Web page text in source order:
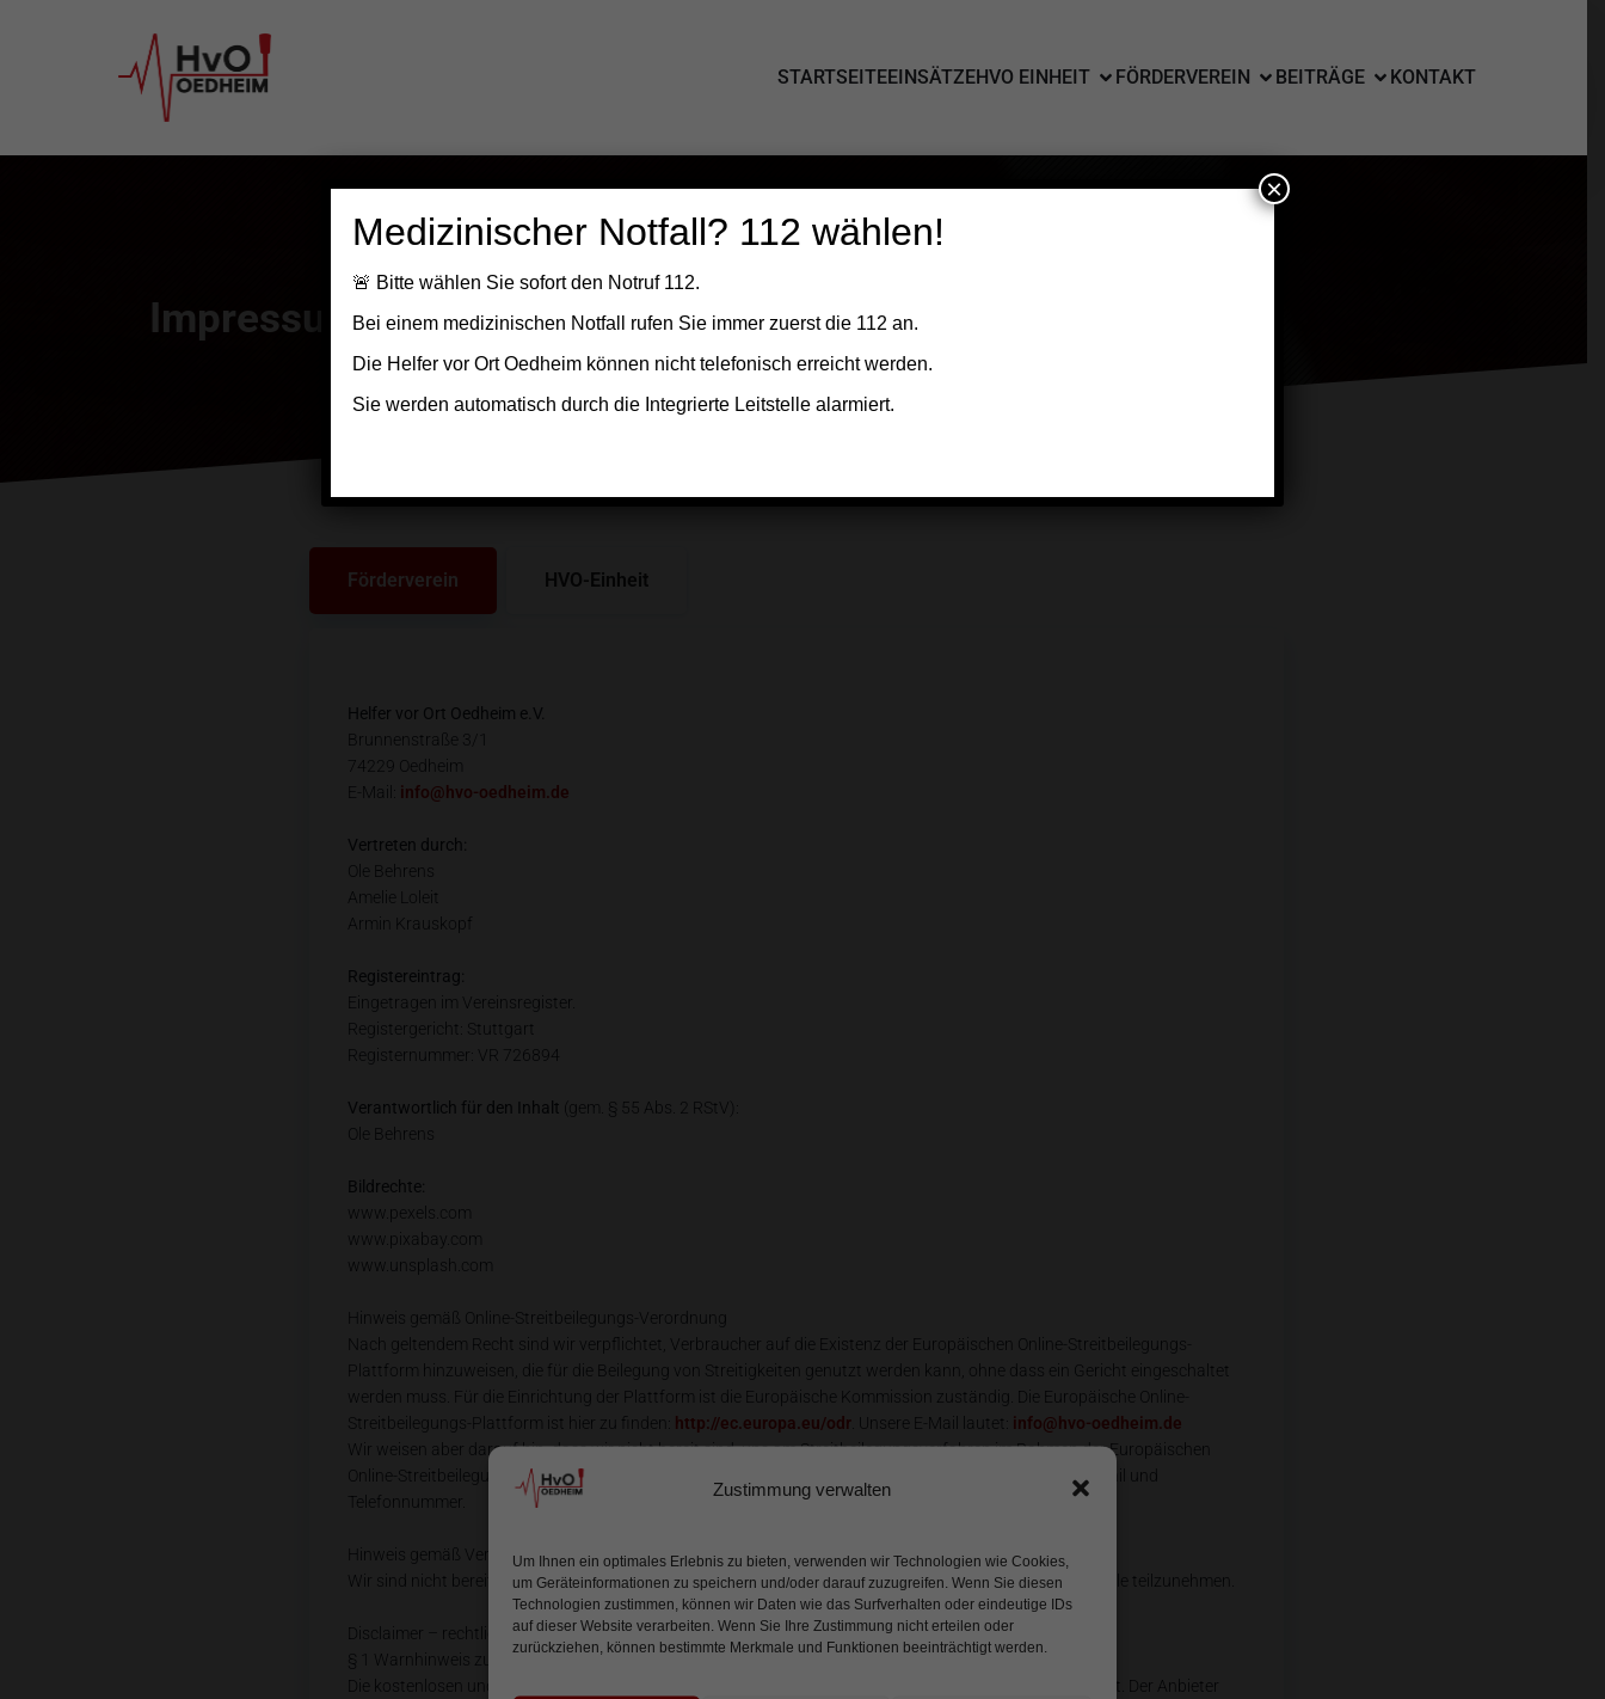
Zustimmung verwalten
Um Ihnen ein optimales Erlebnis zu bieten, verwenden wir Technologien wie Cookies,
um Geräteinformationen zu speichern und/oder darauf zuzugreifen. Wenn Sie diesen
Technologien zustimmen, können wir Daten wie das Surfverhalten oder eindeutige IDs
auf dieser Website verarbeiten. Wenn Sie Ihre Zustimmung nicht erteilen oder
zurückziehen, können bestimmte Merkmale und Funktionen beeinträchtigt werden.
STARTSEITEEINSÄTZEHVO EINHEIT FÖRDERVEREIN BEITRÄGE KONTAKT
Impressum
Förderverein HVO-Einheit
Helfer vor Ort Oedheim e.V.
Brunnenstraße 3/1
74229 Oedheim
E-Mail: info@hvo-oedheim.de
Vertreten durch:
Ole Behrens
Amelie Loleit
Armin Krauskopf
Registereintrag:
Eingetragen im Vereinsregister.
Registergericht: Stuttgart
Registernummer: VR 726894
Verantwortlich für den Inhalt (gem. § 55 Abs. 2 RStV):
Ole Behrens
Bildrechte:
www.pexels.com
www.pixabay.com
www.unsplash.com
Hinweis gemäß Online-Streitbeilegungs-Verordnung
Nach geltendem Recht sind wir verpflichtet, Verbraucher auf die Existenz der Europäischen Online-Streitbeilegungs-
Plattform hinzuweisen, die für die Beilegung von Streitigkeiten genutzt werden kann, ohne dass ein Gericht eingeschaltet
werden muss. Für die Einrichtung der Plattform ist die Europäische Kommission zuständig. Die Europäische Online-
Streitbeilegungs-Plattform ist hier zu finden: http://ec.europa.eu/odr. Unsere E-Mail lautet: info@hvo-oedheim.de
Wir weisen aber darauf hin, dass wir nicht bereit sind, uns am Streitbeilegungsverfahren im Rahmen der Europäischen
Online-Streitbeilegungs-Plattform zu beteiligen. Nutzen Sie zur Kontaktaufnahme bitte unsere obige E-Mail und
Telefonnummer.
Hinweis gemäß Verbraucherstreitbeilegungsgesetz (VSBG)
Wir sind nicht bereit und verpflichtet, an Streitbeilegungsverfahren vor einer Verbraucherschlichtungsstelle teilzunehmen.
Disclaimer – rechtliche Hinweise
§ 1 Warnhinweis zu Inhalten
Die kostenlosen und frei zugänglichen Inhalte dieser Webseite wurden mit größtmöglicher Sorgfalt erstellt. Der Anbieter
Medizinischer Notfall? 112 wählen!
🚨 Bitte wählen Sie sofort den Notruf 112.
Bei einem medizinischen Notfall rufen Sie immer zuerst die 112 an.
Die Helfer vor Ort Oedheim können nicht telefonisch erreichtwerden.
Sie werden automatisch durch die Integrierte Leitstelle alarmiert.
×